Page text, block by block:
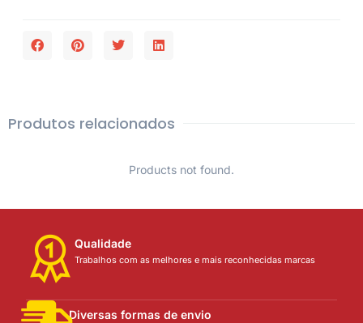
Produtos relacionados
Products not found.
Qualidade
Trabalhos com as melhores e mais reconhecidas marcas
Diversas formas de envio